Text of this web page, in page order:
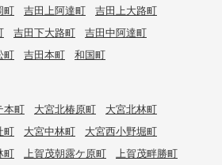
町 吉田上阿達町
吉田上大路町
吉田下大路町
吉田中阿達町
町 吉田本町 和国町
本町 大宮北椿原町
大宮北林町
町 大宮中林町
大宮西小野堀町
町 上賀茂朝露ケ原町
上賀茂畔勝町